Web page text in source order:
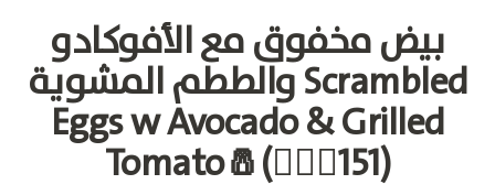
بيض مخفوق مع الأفوكادو
والط­طم المشوية Scrambled
Eggs w Avocado & Grilled
Tomato🧂(🚶🏽‍♂151)